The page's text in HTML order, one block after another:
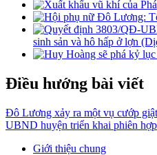
sinh sản và hô hấp ở lợn
Điều hướng bài viết
Đô Lương xảy ra một vụ cướp giật
UBND huyện triển khai phiên
Giới thiệu chung